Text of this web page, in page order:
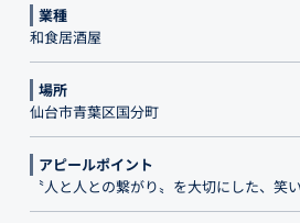
業種
和食居酒屋
場所
仙台市青葉区国分町
アピールポイント
〝人と人との繋がり〟を大切にした、笑